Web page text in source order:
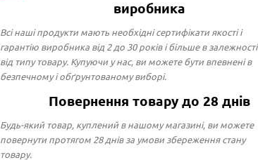
виробника
Всі наші продукти мають необхідні сертифікати якості і
гарантію виробника від 2 до 30 років і більше в залежності
від типу товару. Купуючи у нас, ви можете бути впевнені в
безпечному і обґрунтованому виборі.
Повернення товару до 28 днів
Будь-який товар, куплений в нашому магазині, ви можете
повернути протягом 28 днів за умови збереження стану
товару.